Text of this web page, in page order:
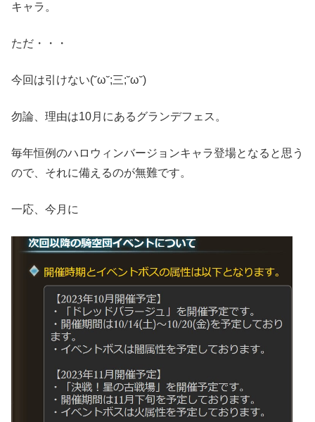
キャラ。
ただ・・・
今回は引けない(˘ω˘;三;˘ω˘)
勿論、理由は10月にあるグランデフェス。
毎年恒例のハロウィンバージョンキャラ登場となると思う
ので、それに備えるのが無難です。
一応、今月に